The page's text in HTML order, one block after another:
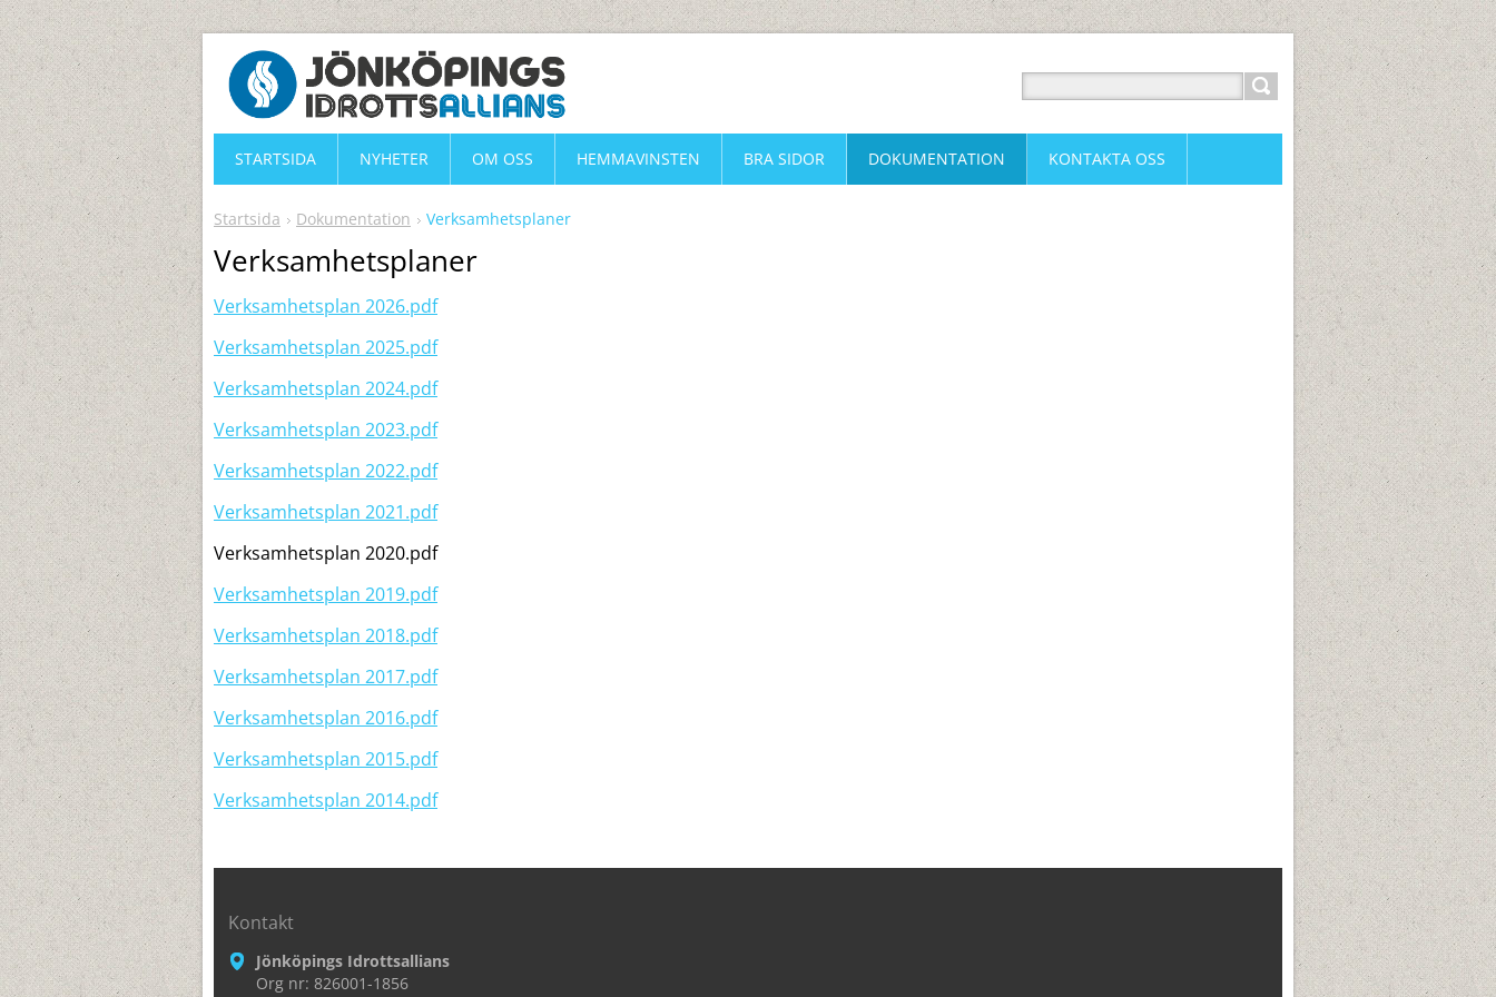
Startsida Dokumentation Verksamhetsplaner
Verksamhetsplaner
Verksamhetsplan 2026.pdf
Verksamhetsplan 2025.pdf
Verksamhetsplan 2024.pdf
Verksamhetsplan 2023.pdf
Verksamhetsplan 2022.pdf
Verksamhetsplan 2021.pdf
Verksamhetsplan 2020.pdf
Verksamhetsplan 2019.pdf
Verksamhetsplan 2018.pdf
Verksamhetsplan 2017.pdf
Verksamhetsplan 2016.pdf
Verksamhetsplan 2015.pdf
Verksamhetsplan 2014.pdf
STARTSIDA NYHETER OM OSS HEMMAVINSTEN BRA SIDOR DOKUMENTATION KONTAKTA OSS
Kontakt
Jönköpings Idrottsallians
Org nr: 826001-1856